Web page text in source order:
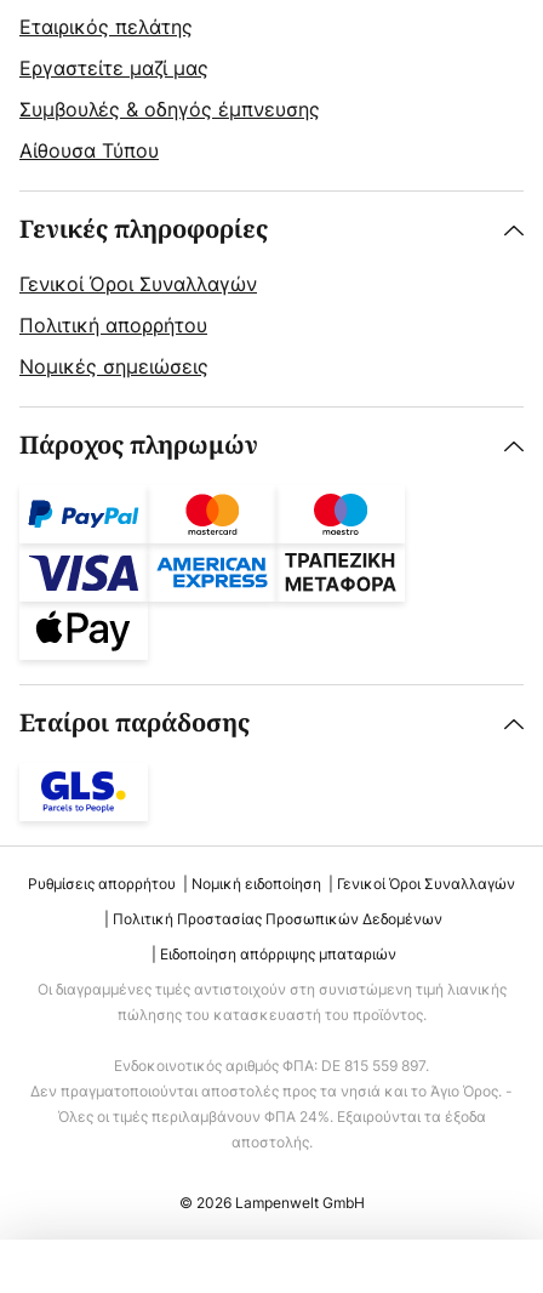
Εταιρικός πελάτης
Εργαστείτε μαζί μας
Συμβουλές & οδηγός έμπνευσης
Αίθουσα Τύπου
Γενικές πληροφορίες
Γενικοί Όροι Συναλλαγών
Πολιτική απορρήτου
Νομικές σημειώσεις
Πάροχος πληρωμών
Εταίροι παράδοσης
Ρυθμίσεις απορρήτου Νομική ειδοποίηση
Γενικοί Όροι Συναλλαγών
Πολιτική Προστασίας Προσωπικών Δεδομένων
Ειδοποίηση απόρριψης μπαταριών
Οι διαγραμμένες τιμές αντιστοιχούν στη συνιστώμενη τιμή λιανικής
πώλησης του κατασκευαστή του προϊόντος.
Ενδοκοινοτικός αριθμός ΦΠΑ: DE 815 559 897.
Δεν πραγματοποιούνται αποστολές προς τα νησιά και το Άγιο Όρος. -
Όλες οι τιμές περιλαμβάνουν ΦΠΑ 24%. Εξαιρούνται τα έξοδα
αποστολής.
© 2026 Lampenwelt GmbH